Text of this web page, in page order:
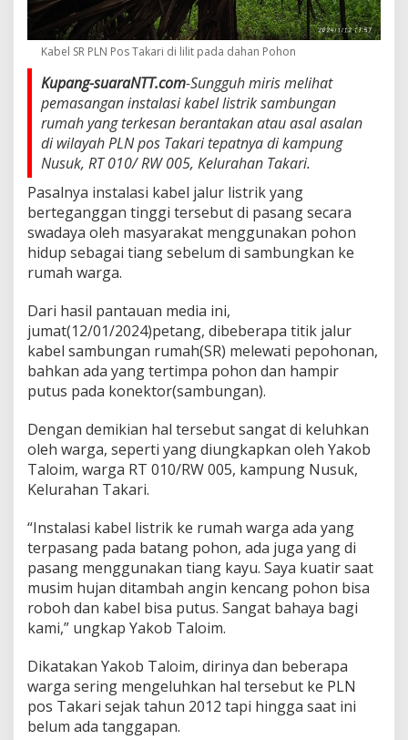
Kabel SR PLN Pos Takari di lilit pada dahan Pohon
Kupang-suaraNTT.com-Sungguh miris melihat
pemasangan instalasi kabel listrik sambungan
rumah yang terkesan berantakan atau asal asalan
di wilayah PLN pos Takari tepatnya di kampung
Nusuk, RT 010/ RW 005, Kelurahan Takari.
Pasalnya instalasi kabel jalur listrik yang
berteganggan tinggi tersebut di pasang secara
swadaya oleh masyarakat menggunakan pohon
hidup sebagai tiang sebelum di sambungkan ke
rumah warga.
Dari hasil pantauan media ini,
jumat(12/01/2024)petang, dibeberapa titik jalur
kabel sambungan rumah(SR) melewati pepohonan,
bahkan ada yang tertimpa pohon dan hampir
putus pada konektor(sambungan).
Dengan demikian hal tersebut sangat di keluhkan
oleh warga, seperti yang diungkapkan oleh Yakob
Taloim, warga RT 010/RW 005, kampung Nusuk,
Kelurahan Takari.
“Instalasi kabel listrik ke rumah warga ada yang
terpasang pada batang pohon, ada juga yang di
pasang menggunakan tiang kayu. Saya kuatir saat
musim hujan ditambah angin kencang pohon bisa
roboh dan kabel bisa putus. Sangat bahaya bagi
kami,” ungkap Yakob Taloim.
Dikatakan Yakob Taloim, dirinya dan beberapa
warga sering mengeluhkan hal tersebut ke PLN
pos Takari sejak tahun 2012 tapi hingga saat ini
belum ada tanggapan.